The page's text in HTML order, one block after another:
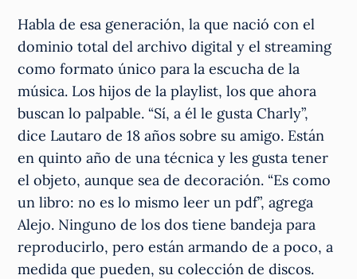
Habla de esa generación, la que nació con el
dominio total del archivo digital y el streaming
como formato único para la escucha de la
música. Los hijos de la playlist, los que ahora
buscan lo palpable. “Sí, a él le gusta Charly”,
dice Lautaro de 18 años sobre su amigo. Están
en quinto año de una técnica y les gusta tener
el objeto, aunque sea de decoración. “Es como
un libro: no es lo mismo leer un pdf”, agrega
Alejo. Ninguno de los dos tiene bandeja para
reproducirlo, pero están armando de a poco, a
medida que pueden, su colección de discos.